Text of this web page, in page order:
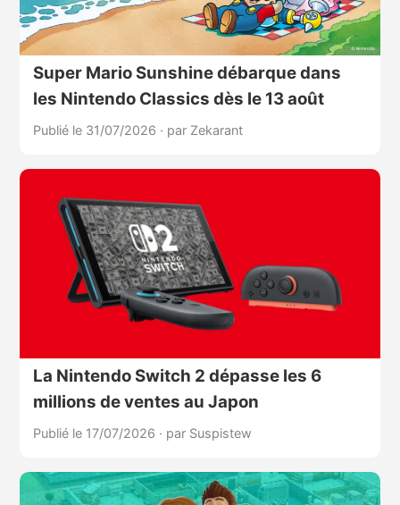
Super Mario Sunshine débarque dans
les Nintendo Classics dès le 13 août
Publié le 31/07/2026 · par Zekarant
La Nintendo Switch 2 dépasse les 6
millions de ventes au Japon
Publié le 17/07/2026 · par Suspistew